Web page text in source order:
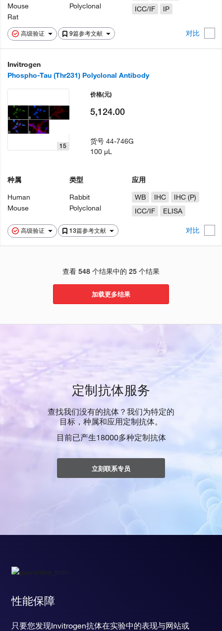
高级验证 9篇参考文献 对比
Mouse
Rat
Polyclonal
ICC/IF
IP
Invitrogen
Phospho-Tau (Thr231) Polyclonal Antibody
高级验证 13篇参考文献 对比
15
种属
Human
Mouse
类型
Rabbit
Polyclonal
应用
WB
IHC
IHC (P)
ICC/IF
ELISA
价格(元)
5,124.00
货号44-746G
100 µL
查看 548 个结果中的 25 个结果
加载更多结果
定制抗体服务
查找我们没有的抗体？我们为特定的
目标，种属和应用定制抗体。
目前已产生18000多种定制抗体
立刻联系专员
性能保障
只要您发现Invitrogen抗体在实验中的表现与网站或